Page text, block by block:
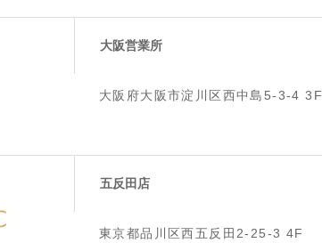
大阪営業所
大阪府大阪市淀川区西中島5-3-4 3F
五反田店
東京都品川区西五反田2-25-3 4F